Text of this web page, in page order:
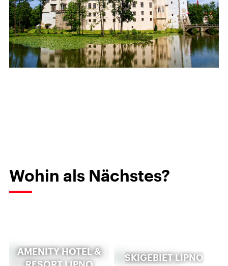
Wohin als Nächstes?
AMENITY HOTEL &
SKIGEBIET LIPNO